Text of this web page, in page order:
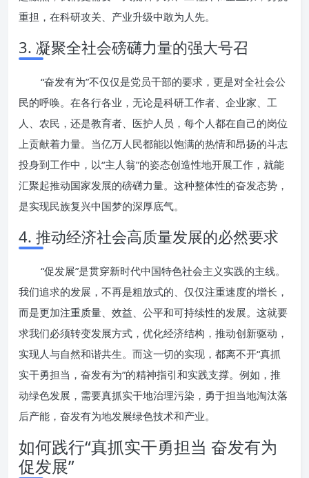
重担，在科研攻关、产业升级中敢为人先。
3. 凝聚全社会磅礴力量的强大号召
“奋发有为”不仅仅是党员干部的要求，更是对全社会公
民的呼唤。在各行各业，无论是科研工作者、企业家、工
人、农民，还是教育者、医护人员，每个人都在自己的岗位
上贡献着力量。当亿万人民都能以饱满的热情和昂扬的斗志
投身到工作中，以“主人翁”的姿态创造性地开展工作，就能
汇聚起推动国家发展的磅礴力量。这种整体性的奋发态势，
是实现民族复兴中国梦的深厚底气。
4. 推动经济社会高质量发展的必然要求
“促发展”是贯穿新时代中国特色社会主义实践的主线。
我们追求的发展，不再是粗放式的、仅仅注重速度的增长，
而是更加注重质量、效益、公平和可持续性的发展。这就要
求我们必须转变发展方式，优化经济结构，推动创新驱动，
实现人与自然和谐共生。而这一切的实现，都离不开“真抓
实干勇担当，奋发有为”的精神指引和实践支撑。例如，推
动绿色发展，需要真抓实干地治理污染，勇于担当地淘汰落
后产能，奋发有为地发展绿色技术和产业。
如何践行“真抓实干勇担当 奋发有为
促发展”